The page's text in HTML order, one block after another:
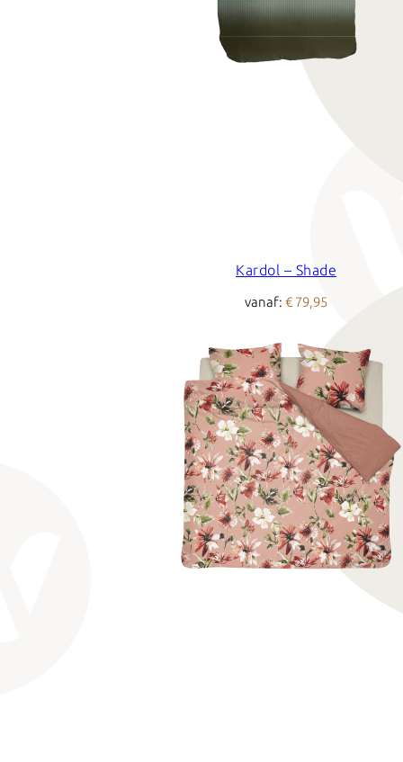
Kardol – Shade
vanaf: € 79,95